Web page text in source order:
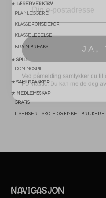
★ LÆRERVERKTØY
PLANLEGGERE
KLASSEROMSDEKOR
KLASSELEDELSE
BRAIN BREAKS
★ SPILL
DOMINOSPILL
★ SAMLEPAKKER
★ MEDLEMSSKAP
GRATIS
LISENSER – SKOLE OG ENKELTBRUKERE
NAVIGASJON
JA,
Ved påmelding samtykker du til
FUNtastic. Du kan melde deg av